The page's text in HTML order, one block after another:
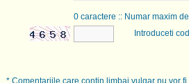
0caractere :: Numar maxim
Introduceti
* Comentariile care contin limbaj vulgar nu vor fi